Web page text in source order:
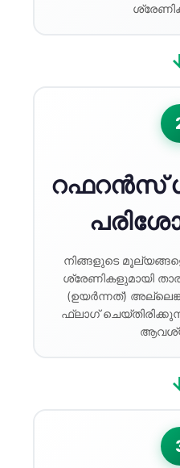
റഫറൻസ്
നിങ്ങളുടെ
ശ്രേണികളുമായി
(ഉയർന്നത്)
ഫ്ലാഗ്
Беларуская мова
Esperanto
Frysk
Norsk bokmål